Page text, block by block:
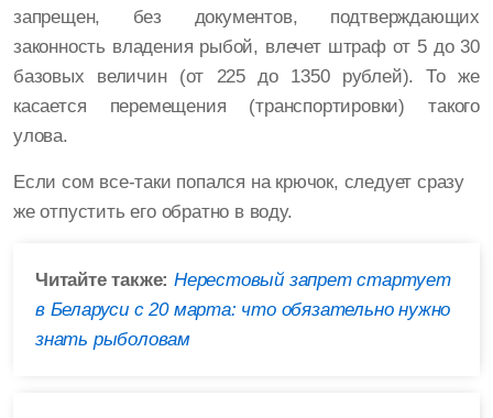
запрещен, без документов, подтверждающих
законность владения рыбой, влечет штраф от 5 до 30
базовых величин (от 225 до 1350 рублей). То же
касается перемещения (транспортировки) такого
улова.
Если сом все-таки попался на крючок, следует сразу
же отпустить его обратно в воду.
Читайте также: Нерестовый запрет стартует
в Беларуси с 20 марта: что обязательно нужно
знать рыболовам